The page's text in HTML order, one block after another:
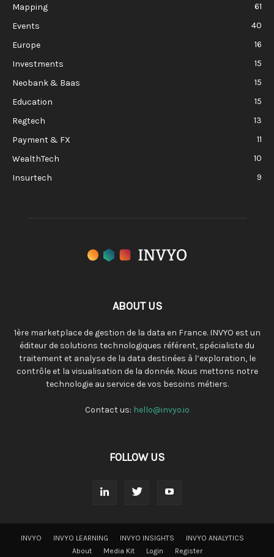
Mapping
61
Events
40
Europe
16
Investments
15
Neobank & Baas
15
Education
15
Regtech
13
Payment & FX
11
WealthTech
10
Insurtech
9
ABOUT US
1ère marketplace de gestion de la data en France. INVYO est un
éditeur de solutions technologiques référent, spécialiste du
traitement et analyse de la data destinées à l’exploration, le
contrôle et la visualisation de la donnée. Nous mettons notre
technologie au service de vos besoins métiers.
Contact us: hello@invyo.io
FOLLOW US
INVYO INVYO LEARNING INVYO INSIGHTS
INVYO ANALYTICS
About
Media Kit Login Register